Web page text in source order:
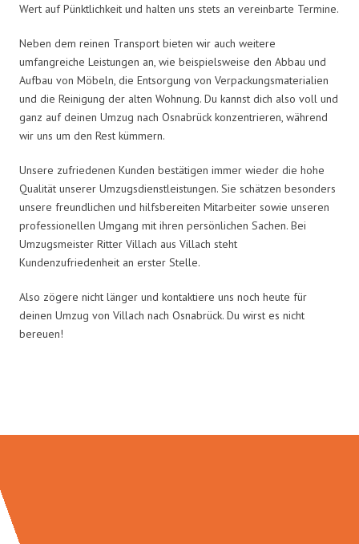
Wert auf Pünktlichkeit und halten uns stets an vereinbarte Termine.
Neben dem reinen Transport bieten wir auch weitere
umfangreiche Leistungen an, wie beispielsweise den Abbau und
Aufbau von Möbeln, die Entsorgung von Verpackungsmaterialien
und die Reinigung der alten Wohnung. Du kannst dich also voll und
ganz auf deinen Umzug nach Osnabrück konzentrieren, während
wir uns um den Rest kümmern.
Unsere zufriedenen Kunden bestätigen immer wieder die hohe
Qualität unserer Umzugsdienstleistungen. Sie schätzen besonders
unsere freundlichen und hilfsbereiten Mitarbeiter sowie unseren
professionellen Umgang mit ihren persönlichen Sachen. Bei
Umzugsmeister Ritter Villach aus Villach steht
Kundenzufriedenheit an erster Stelle.
Also zögere nicht länger und kontaktiere uns noch heute für
deinen Umzug von Villach nach Osnabrück. Du wirst es nicht
bereuen!